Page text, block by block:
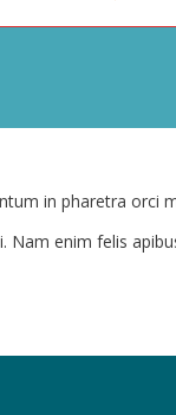
in pharetra orci
Nam enim felis